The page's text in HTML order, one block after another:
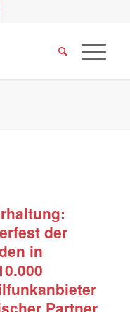
der
in
Partner